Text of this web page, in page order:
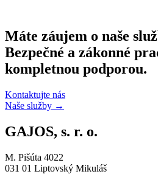
Máte záujem o naše
Bezpečné a zákonné
kompletnou podporou.
Kontaktujte nás
Naše služby →
GAJOS, s. r. o.
M. Pišúta 4022
031 01 Liptovský Mikuláš